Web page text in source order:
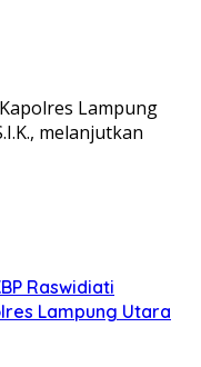
Lampung
melanjutkan
Raswidiati
Lampung Utara